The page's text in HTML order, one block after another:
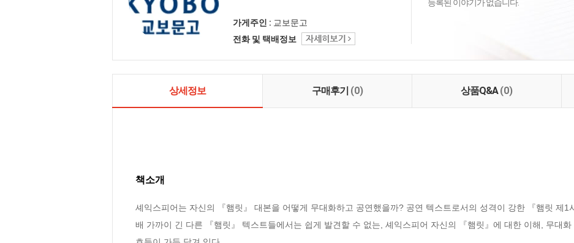
가게주인 : 교보문고
전화 및 택배정보
등록된 이야기가 없습니다.
상세정보 구매후기 (0) 상품Q&A(0)
책소개
셰익스피어는 자신의 『햄릿』 대본을 어떻게 무대화하고 공연했을까? 공연 텍스트로서의 성격이 강한 『햄릿 제1
배 가까이 긴 다른 『햄릿』 텍스트들에서는 쉽게 발견할 수 없는, 셰익스피어 자신의 『햄릿』에 대한 이해, 무대